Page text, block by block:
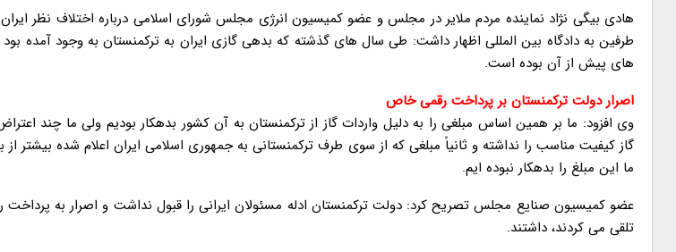
هادی بیگی نژاد نماینده مردم ملایر در مجلس و عضو کمیسیون انرژی مجلس شورای اسلامی درباره اختلاف نظر
طرفین به دادگاه بین المللی اظهار داشت: طی سال های گذشته که بدهی گازی ایران به ترکمنستان به وجود آمده
های پیش از آن بوده است.
اصرار دولت ترکمنستان بر پرداخت رقمی خاص
وی افزود: ما بر همین اساس مبلغی را به دلیل واردات گاز از ترکمنستان به آن کشور بدهکار بودیم ولی ما چند
گاز کیفیت مناسب را نداشته و ثانیاً مبلغی که از سوی طرف ترکمنستانی به جمهوری اسلامی ایران اعلام شده بیشتر
ما این مبلغ را بدهکار نبوده ایم.
عضو کمیسیون صنایع مجلس تصریح کرد: دولت ترکمنستان ادله مسئولان ایرانی را قبول نداشت و اصرار به پرداخت
تلقی می کردند، داشتند.